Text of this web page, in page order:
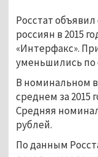
Росстат
россиян в 2015
«Интерфакс».
уменьшились по
В номинальном
среднем за 2015
Средняя
рублей.
По данным